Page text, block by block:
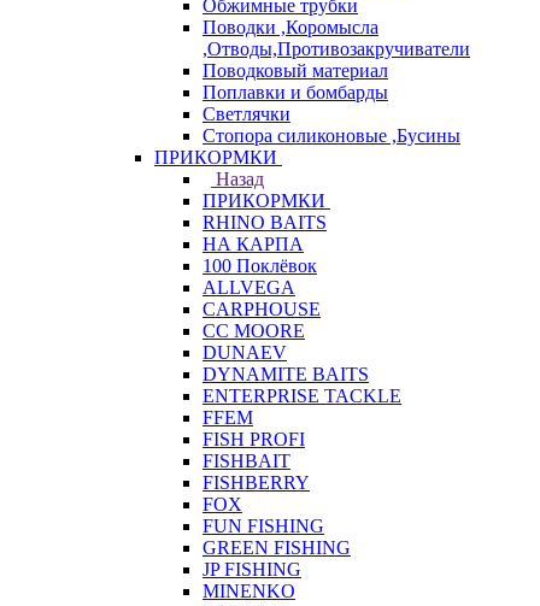
Обжимные трубки
Поводки ,Коромысла
,Отводы,Противозакручиватели
Поводковый материал
Поплавки и бомбарды
Светлячки
Стопора силиконовые ,Бусины
ПРИКОРМКИ
Назад
ПРИКОРМКИ
RHINO BAITS
НА КАРПА
100 Поклёвок
ALLVEGA
CARPHOUSE
CC MOORE
DUNAEV
DYNAMITE BAITS
ENTERPRISE TACKLE
FFEM
FISH PROFI
FISHBAIT
FISHBERRY
FOX
FUN FISHING
GREEN FISHING
JP FISHING
MINENKO